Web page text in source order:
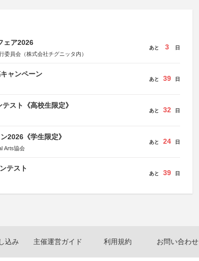
ェア2026
委員会（株式会社チグニッタ内）
あと 3 日
ャンペーン
あと 39 日
スト《高校生限定》
あと 32 日
2026《学生限定》
Arts協会
あと 24 日
テスト
あと 39 日
込み 主催運営ガイド 利用規約 お問い合わせ